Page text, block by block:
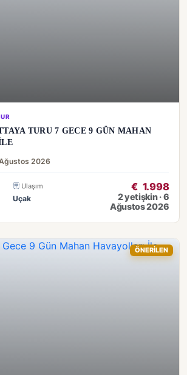
TURU 7 GECE 9 GÜN MAHAN
2026
Ulaşım
Uçak
€ 1.998
2 yetişkin · 6
Ağustos 2026
ÖNERİLEN